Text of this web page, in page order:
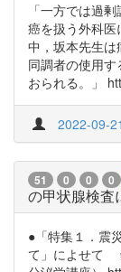
「一方では過
癌を扱う外科
中，坂本先生
同調者の使用
おられる。」
2022-09-
51 0 0 0
の甲状腺検査
●「特集１．震
て」によせて